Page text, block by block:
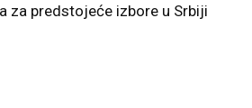
za predstojeće izbore u Srbiji